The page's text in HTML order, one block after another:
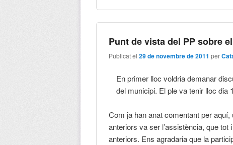
Punt de vista del PP sobre
Publicat el29 de novembre de 2011 per
En primer lloc voldria demanar
del municipi. El ple va tenir lloc dia
Com ja han anat comentant per
anteriors va ser l’assistència, que
anteriors. Ens agradaria que la